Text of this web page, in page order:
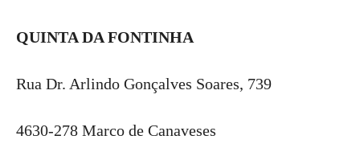
QUINTA DA FONTINHA
Rua Dr. Arlindo Gonçalves Soares, 739
4630-278 Marco de Canaveses